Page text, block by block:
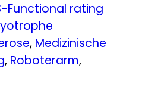
Functional rating
, Medizinische
, Roboterarm